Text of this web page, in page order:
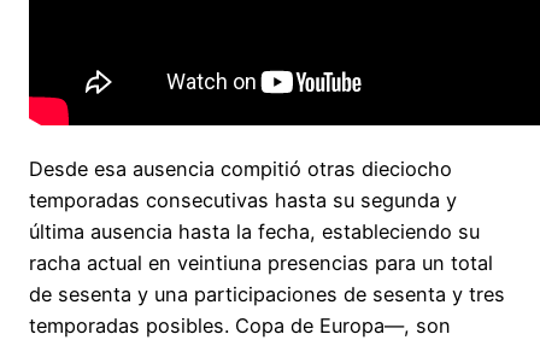
Desde esa ausencia compitió otras dieciocho
temporadas consecutivas hasta su segunda y
última ausencia hasta la fecha, estableciendo su
racha actual en veintiuna presencias para un total
de sesenta y una participaciones de sesenta y tres
temporadas posibles. Copa de Europa—, son